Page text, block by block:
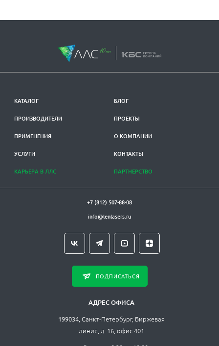
КАТАЛОГ
ПРОИЗВОДИТЕЛИ
ПРИМЕНЕНИЯ
УСЛУГИ
КАРЬЕРА В ЛЛС
БЛОГ
ПРОЕКТЫ
О КОМПАНИИ
КОНТАКТЫ
ПАРТНЕРСТВО
+7 (812) 507-88-08
info@lenlasers.ru
ПОДПИСАТЬСЯ
АДРЕС ОФИСА
199034, Санкт-Петербург, Биржевая
линия, д. 16, офис 401